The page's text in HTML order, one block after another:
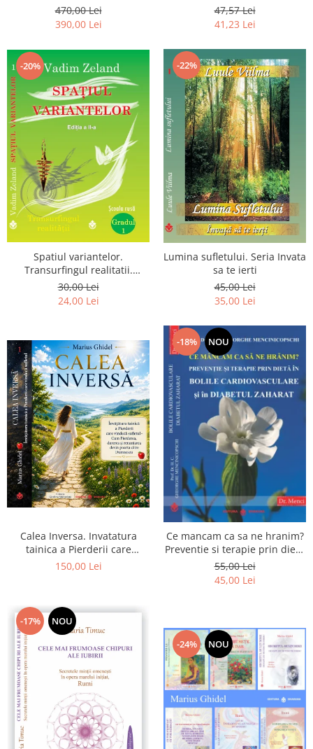
Luceafarului de Dimineata -
Gratuit)
470,00 Lei
390,00 Lei
chiar dragostea ta. Editia a 2-
a
47,57 Lei
41,23 Lei
-20%
Spatiul variantelor.
Transurfingul realitatii.
Gradul 1. Cum sa ne
dezvoltam intuitia si sa ne
30,00 Lei
24,00 Lei
-22%
Lumina sufletului. Seria Invata
sa te ierti
45,00 Lei
35,00 Lei
Calea Inversa. Invatatura
tainica a Pierderii care
vindeca sufletul - Cum
150,00 Lei
-18% NOU
Ce mancam ca sa ne hranim?
Preventie si terapie prin dieta
in bolile cardiovasculare si in
diabetul zaharat
55,00 Lei
45,00 Lei
-17% NOU
-24% NOU